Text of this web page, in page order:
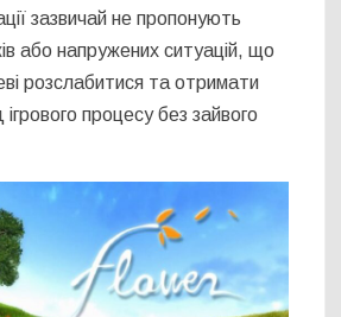
зазвичай не пропонують
або напружених ситуацій, що
розслабитися та отримати
процесу без зайвого